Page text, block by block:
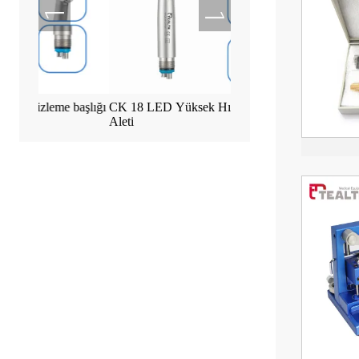
CK 18 LED Yüksek Hızlı Dişçi El
Tealth EM-3 İmplant
Dokunmatik Ekranlı